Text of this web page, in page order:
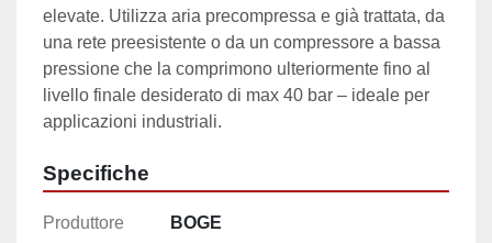
elevate. Utilizza aria precompressa e già trattata, da
una rete preesistente o da un compressore a bassa
pressione che la comprimono ulteriormente fino al
livello finale desiderato di max 40 bar – ideale per
applicazioni industriali.
Specifiche
Produttore BOGE